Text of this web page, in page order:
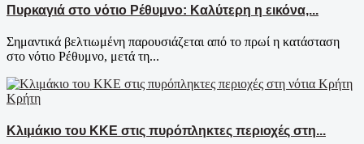
Πυρκαγιά στο νότιο Ρέθυμνο: Καλύτερη η εικόνα,...
Σημαντικά βελτιωμένη παρουσιάζεται από το πρωί η κατάσταση
στο νότιο Ρέθυμνο, μετά τη...
Κρήτη
Κλιμάκιο του ΚΚΕ στις πυρόπληκτες περιοχές στη...